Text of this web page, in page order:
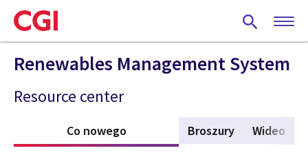
Skip
to
main
content
Renewables Management System
Resource center
Co nowego (aktywna karta)Broszury Wideo